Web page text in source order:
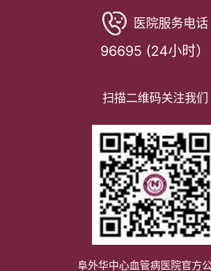
医院服务电话
96695 (24小时）
扫描二维码关注我们
阜外华中心血管病医院官方